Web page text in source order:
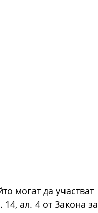
могат да участват
ал. 4 от Закона за